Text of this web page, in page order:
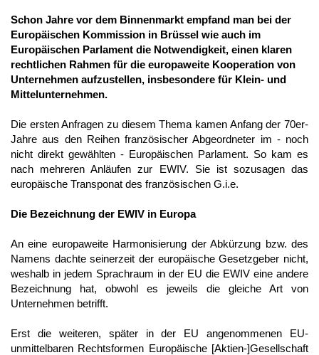
Schon Jahre vor dem Binnenmarkt empfand man bei der
Europäischen Kommission in Brüssel wie auch im
Europäischen Parlament die Notwendigkeit, einen klaren
rechtlichen Rahmen für die europaweite Kooperation von
Unternehmen aufzustellen, insbesondere für Klein- und
Mittelunternehmen.
Die ersten Anfragen zu diesem Thema kamen Anfang der 70er-
Jahre aus den Reihen französischer Abgeordneter im - noch
nicht direkt gewählten - Europäischen Parlament. So kam es
nach mehreren Anläufen zur EWIV. Sie ist sozusagen das
europäische Transponat des französischen G.i.e.
Die Bezeichnung der EWIV in Europa
An eine europaweite Harmonisierung der Abkürzung bzw. des
Namens dachte seinerzeit der europäische Gesetzgeber nicht,
weshalb in jedem Sprachraum in der EU die EWIV eine andere
Bezeichnung hat, obwohl es jeweils die gleiche Art von
Unternehmen betrifft.
Erst die weiteren, später in der EU angenommenen EU-
unmittelbaren Rechtsformen Europäische [Aktien-]Gesellschaft